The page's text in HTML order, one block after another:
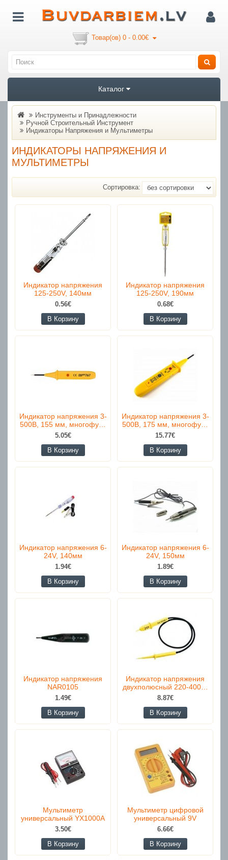
Товар(ов) 0 - 0.00€
Каталог
Инструменты и Принадлежности
Ручной Строительный Инструмент
Индикаторы Напряжения и Мультиметры
ИНДИКАТОРЫ НАПРЯЖЕНИЯ И
МУЛЬТИМЕТРЫ
Сортировка:
Индикатор напряжения
125-250V, 140мм
0.56€
В Корзину
Индикатор напряжения
125-250V, 190мм
0.68€
В Корзину
Индикатор напряжения 3-
500В, 155 мм, многофу…
5.05€
В Корзину
Индикатор напряжения 3-
500В, 175 мм, многофу…
15.77€
В Корзину
Индикатор напряжения 6-
24V, 140мм
1.94€
В Корзину
Индикатор напряжения 6-
24V, 150мм
1.89€
В Корзину
Индикатор напряжения
NAR0105
1.49€
В Корзину
Индикатор напряжения
двухполюсный 220-400…
8.87€
В Корзину
Мультиметр
универсальный YX1000A
3.50€
В Корзину
Мультиметр цифровой
универсальный 9V
6.66€
В Корзину